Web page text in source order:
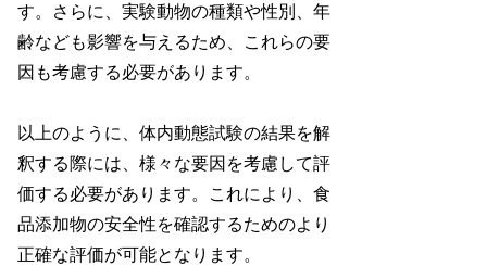
す。さらに、実験動物の種類や性別、年
齢なども影響を与えるため、これらの要
因も考慮する必要があります。
以上のように、体内動態試験の結果を解
釈する際には、様々な要因を考慮して評
価する必要があります。これにより、食
品添加物の安全性を確認するためのより
正確な評価が可能となります。